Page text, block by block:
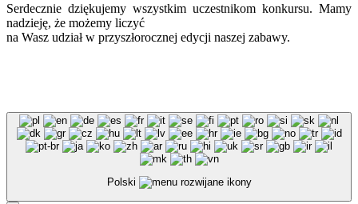
Serdecznie dziękujemy wszystkim uczestnikom konkursu. Mamy
nadzieję, że możemy liczyć
na Wasz udział w przyszłorocznej edycji naszej zabawy.
Polski